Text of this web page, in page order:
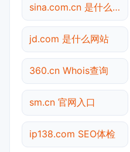
sina.com.cn 是什么网站
jd.com 是什么网站
360.cn Whois查询
sm.cn 官网入口
ip138.com SEO体检